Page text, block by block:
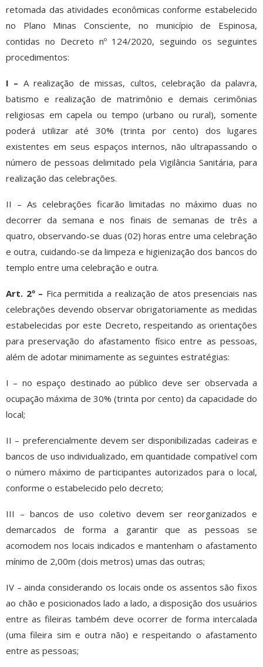
retomada das atividades econômicas conforme estabelecido
no Plano Minas Consciente, no município de Espinosa,
contidas no Decreto nº 124/2020, seguindo os seguintes
procedimentos:
I – A realização de missas, cultos, celebração da palavra,
batismo e realização de matrimônio e demais cerimônias
religiosas em capela ou tempo (urbano ou rural), somente
poderá utilizar até 30% (trinta por cento) dos lugares
existentes em seus espaços internos, não ultrapassando o
número de pessoas delimitado pela Vigilância Sanitária, para
realização das celebrações.
II – As celebrações ficarão limitadas no máximo duas no
decorrer da semana e nos finais de semanas de três a
quatro, observando-se duas (02) horas entre uma celebração
e outra, cuidando-se da limpeza e higienização dos bancos do
templo entre uma celebração e outra.
Art. 2º – Fica permitida a realização de atos presenciais nas
celebrações devendo observar obrigatoriamente as medidas
estabelecidas por este Decreto, respeitando as orientações
para preservação do afastamento físico entre as pessoas,
além de adotar minimamente as seguintes estratégias:
I – no espaço destinado ao público deve ser observada a
ocupação máxima de 30% (trinta por cento) da capacidade do
local;
II – preferencialmente devem ser disponibilizadas cadeiras e
bancos de uso individualizado, em quantidade compatível com
o número máximo de participantes autorizados para o local,
conforme o estabelecido pelo decreto;
III – bancos de uso coletivo devem ser reorganizados e
demarcados de forma a garantir que as pessoas se
acomodem nos locais indicados e mantenham o afastamento
mínimo de 2,00m (dois metros) umas das outras;
IV – ainda considerando os locais onde os assentos são fixos
ao chão e posicionados lado a lado, a disposição dos usuários
entre as fileiras também deve ocorrer de forma intercalada
(uma fileira sim e outra não) e respeitando o afastamento
entre as pessoas;